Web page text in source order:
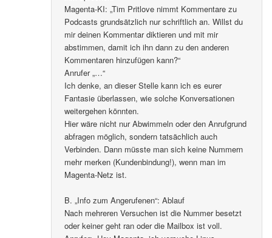
Magenta-KI: „Tim Pritlove nimmt Kommentare zu
Podcasts grundsätzlich nur schriftlich an. Willst du
mir deinen Kommentar diktieren und mit mir
abstimmen, damit ich ihn dann zu den anderen
Kommentaren hinzufügen kann?“
Anrufer „…“
Ich denke, an dieser Stelle kann ich es eurer
Fantasie überlassen, wie solche Konversationen
weitergehen könnten.
Hier wäre nicht nur Abwimmeln oder den Anrufgrund
abfragen möglich, sondern tatsächlich auch
Verbinden. Dann müsste man sich keine Nummern
mehr merken (Kundenbindung!), wenn man im
Magenta-Netz ist.
B. „Info zum Angerufenen“: Ablauf
Nach mehreren Versuchen ist die Nummer besetzt
oder keiner geht ran oder die Mailbox ist voll.